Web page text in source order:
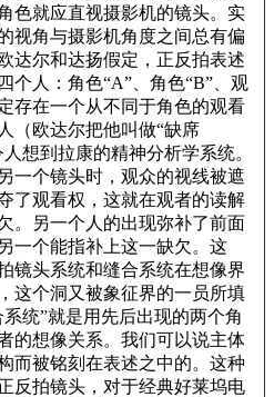
色就应直视摄影机的镜头。实
视角与摄影机角度之间总有偏
达尔和达扬假定，正反拍表述
个人：角色“A”、角色“B”、观
存在一个从不同于角色的观看
（欧达尔把他叫做“缺席
想到拉康的精神分析学系统。
一个镜头时，观众的视线被遮
了观看权，这就在观者的读解
。另一个人的出现弥补了前面
一个能指补上这一缺欠。这
镜头系统和缝合系统在想像界
这个洞又被象征界的一员所填
统”就是用先后出现的两个角
的想像关系。我们可以说主体
而被铭刻在表述之中的。这种
反拍镜头，对于经典好莱坞电